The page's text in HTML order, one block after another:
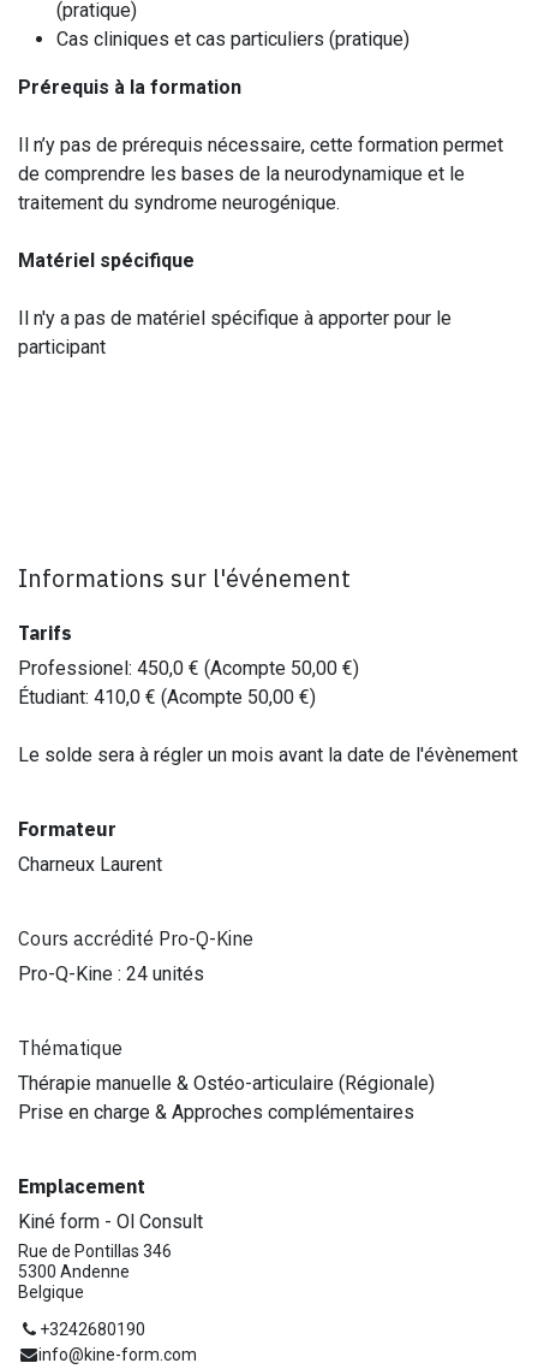
(pratique)
Cas cliniques et cas particuliers (pratique)
Prérequis à la formation
Il n’y pas de prérequis nécessaire, cette formation permet
de comprendre les bases de la neurodynamique et le
traitement du syndrome neurogénique.
Matériel spécifique
Il n'y a pas de matériel spécifique à apporter pour le
participant
Informations sur l'événement
Tarifs
Professionel: 450,0 € (Acompte 50,00 €)
Étudiant: 410,0 € (Acompte 50,00 €)
Le solde sera à régler un mois avant la date de l'évènement
Formateur
Charneux Laurent
Cours accrédité Pro-Q-Kine
Pro-Q-Kine : 24 unités
Thématique
Thérapie manuelle & Ostéo-articulaire (Régionale)
Prise en charge & Approches complémentaires
Emplacement
Kiné form - Ol Consult
Rue de Pontillas 346
5300 Andenne
Belgique
+3242680190
info@kine-form.com